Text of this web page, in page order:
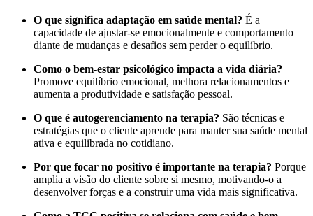
O que significa adaptação em saúde mental? É a
capacidade de ajustar-se emocionalmente e comportamento
diante de mudanças e desafios sem perder o equilíbrio.
Como o bem-estar psicológico impacta a vida diária?
Promove equilíbrio emocional, melhora relacionamentos e
aumenta a produtividade e satisfação pessoal.
O que é autogerenciamento na terapia? São técnicas e
estratégias que o cliente aprende para manter sua saúde mental
ativa e equilibrada no cotidiano.
Por que focar no positivo é importante na terapia? Porque
amplia a visão do cliente sobre si mesmo, motivando-o a
desenvolver forças e a construir uma vida mais significativa.